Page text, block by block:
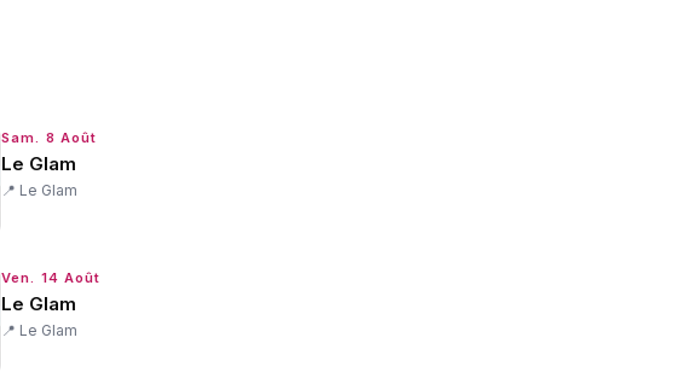
Sam. 8 Août
Le Glam
📍 Le Glam
Ven. 14 Août
Le Glam
📍 Le Glam